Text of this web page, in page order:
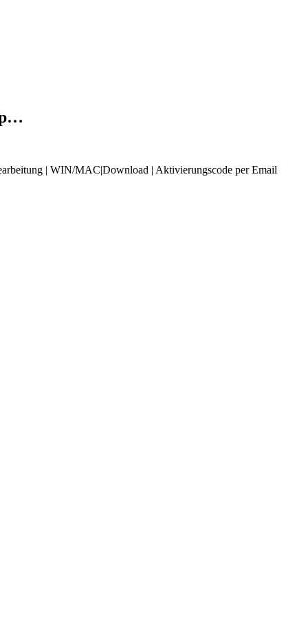
| WIN/MAC|Download | Aktivierungscode per Email